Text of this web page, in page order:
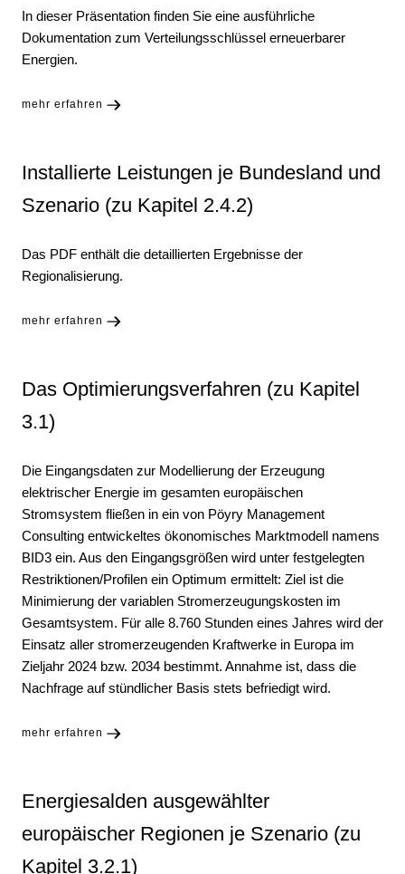
In dieser Präsentation finden Sie eine ausführliche
Dokumentation zum Verteilungsschlüssel erneuerbarer
Energien.
mehr erfahren
Installierte Leistungen je Bundesland und
Szenario (zu Kapitel 2.4.2)
Das PDF enthält die detaillierten Ergebnisse der
Regionalisierung.
mehr erfahren
Das Optimierungsverfahren (zu Kapitel
3.1)
Die Eingangsdaten zur Modellierung der Erzeugung
elektrischer Energie im gesamten europäischen
Stromsystem fließen in ein von Pöyry Management
Consulting entwickeltes ökonomisches Marktmodell namens
BID3 ein. Aus den Eingangsgrößen wird unter festgelegten
Restriktionen/Profilen ein Optimum ermittelt: Ziel ist die
Minimierung der variablen Stromerzeugungskosten im
Gesamtsystem. Für alle 8.760 Stunden eines Jahres wird der
Einsatz aller stromerzeugenden Kraftwerke in Europa im
Zieljahr 2024 bzw. 2034 bestimmt. Annahme ist, dass die
Nachfrage auf stündlicher Basis stets befriedigt wird.
mehr erfahren
Energiesalden ausgewählter
europäischer Regionen je Szenario (zu
Kapitel 3.2.1)